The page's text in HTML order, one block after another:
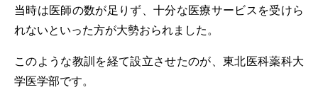
当時は医師の数が足りず、十分な医療サービスを受けら
れないといった方が大勢おられました。
このような教訓を経て設立させたのが、東北医科薬科大
学医学部です。